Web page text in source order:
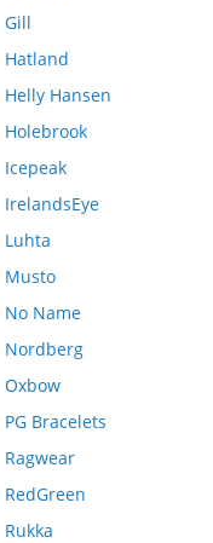
Gill
Hatland
Helly Hansen
Holebrook
Icepeak
IrelandsEye
Luhta
Musto
No Name
Nordberg
Oxbow
PG Bracelets
Ragwear
RedGreen
Rukka